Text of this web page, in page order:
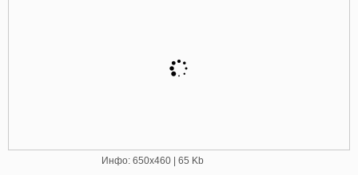
Инфо: 650х460 | 65 Kb